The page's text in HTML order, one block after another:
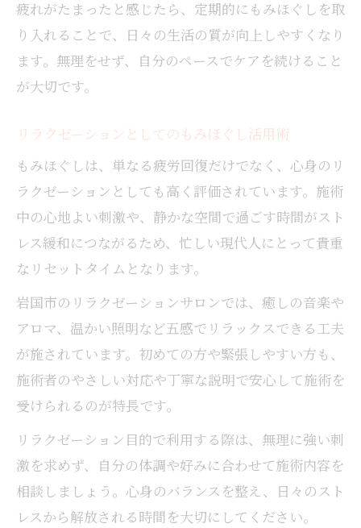
疲れがたまったと感じたら、定期的にもみほぐしを取
り入れることで、日々の生活の質が向上しやすくなり
ます。無理をせず、自分のペースでケアを続けること
が大切です。
リラクゼーションとしてのもみほぐし活用術
もみほぐしは、単なる疲労回復だけでなく、心身のリ
ラクゼーションとしても高く評価されています。施術
中の心地よい刺激や、静かな空間で過ごす時間がスト
レス緩和につながるため、忙しい現代人にとって貴重
なリセットタイムとなります。
岩国市のリラクゼーションサロンでは、癒しの音楽や
アロマ、温かい照明など五感でリラックスできる工夫
が施されています。初めての方や緊張しやすい方も、
施術者のやさしい対応や丁寧な説明で安心して施術を
受けられるのが特長です。
リラクゼーション目的で利用する際は、無理に強い刺
激を求めず、自分の体調や好みに合わせて施術内容を
相談しましょう。心身のバランスを整え、日々のスト
レスから解放される時間を大切にしてください。